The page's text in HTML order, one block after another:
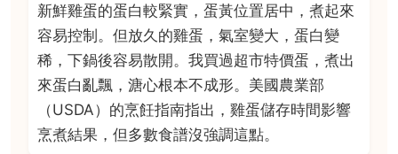
新鮮雞蛋的蛋白較緊實，蛋黃位置居中，煮起來
容易控制。但放久的雞蛋，氣室變大，蛋白變
稀，下鍋後容易散開。我買過超市特價蛋，煮出
來蛋白亂飄，溏心根本不成形。美國農業部
（USDA）的烹飪指南指出，雞蛋儲存時間影響
烹煮結果，但多數食譜沒強調這點。